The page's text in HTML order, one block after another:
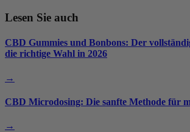
Lesen Sie auch
CBD Gummies und Bonbons: Der
die richtige Wahl in 2026
→
CBD Microdosing: Die sanfte Methode für
→